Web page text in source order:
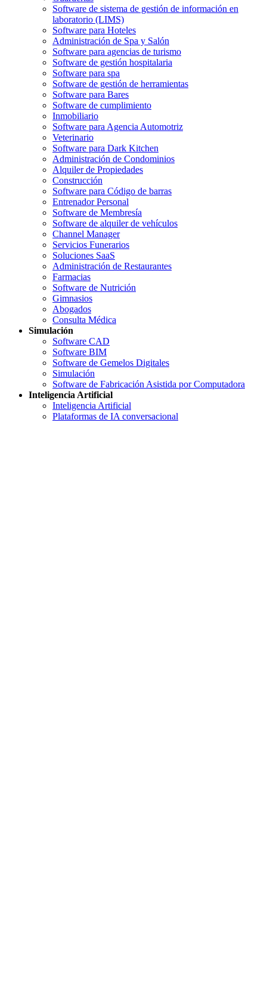
Software de sistema de gestión de información en
laboratorio (LIMS)
Software para Hoteles
Administración de Spa y Salón
Software para agencias de turismo
Software de gestión hospitalaria
Software para spa
Software de gestión de herramientas
Software para Bares
Software de cumplimiento
Inmobiliario
Software para Agencia Automotriz
Veterinario
Software para Dark Kitchen
Administración de Condominios
Alquiler de Propiedades
Construcción
Software para Código de barras
Entrenador Personal
Software de Membresía
Software de alquiler de vehículos
Channel Manager
Servicios Funerarios
Soluciones SaaS
Administración de Restaurantes
Farmacias
Software de Nutrición
Gimnasios
Abogados
Consulta Médica
Simulación
Software CAD
Software BIM
Software de Gemelos Digitales
Simulación
Software de Fabricación Asistida por Computadora
Inteligencia Artificial
Inteligencia Artificial
Plataformas de IA conversacional